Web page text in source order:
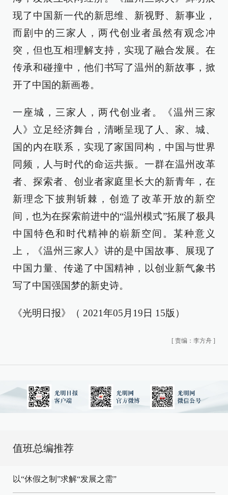
现了中国新一代的新思维、新视野、新事业，
而剧中的三家人，两代创业者虽然有观念冲
突，但也互相理解支持，实现了融合发展。在
传承和碰撞中，他们书写了温州的新故事，掀
开了中国的新画卷。
一座城，三家人，两代创业者。《温州三家
人》立足经济舞台，清晰呈现了人、家、城、
国的内在联系，实现了家国同构，中国与世界
同频，人与时代的命运共振。一群在温州改革
者、探索者、创业者家庭里长大的新青年，在
新理念下披荆斩棘，创造了改革开放的新空
间，也为在探索前进中的“温州模式”拓展了极具
中国特色和时代精神的崭新空间。某种意义
上，《温州三家人》讲的是中国故事、展现了
中国力量、传递了中国精神，以创业新气象书
写了中国强国梦的新史诗。
《光明日报》（ 2021年05月19日 15版）
[ 责编：李方舟 ]
值班总编推荐
以“休假之制”求解“发展之需”